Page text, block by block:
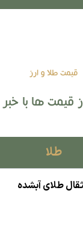
قیمت طلا و ارز
قیمت ها با
طلا
طلای آبشده